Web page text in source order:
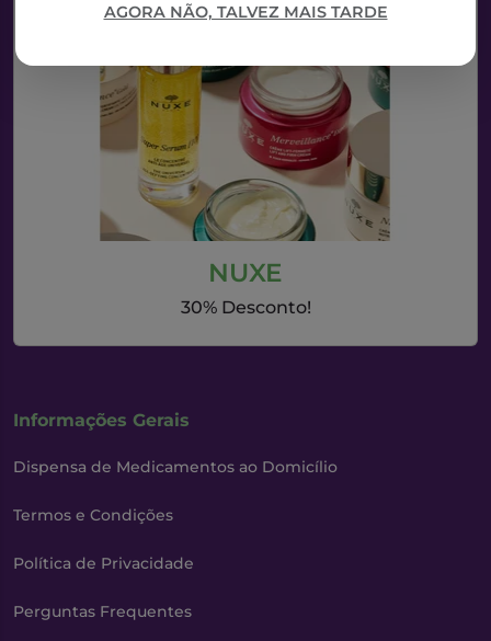
AGORA NÃO, TALVEZ MAIS TARDE
NUXE
30% Desconto!
Informações Gerais
Dispensa de Medicamentos ao Domicílio
Termos e Condições
Política de Privacidade
Perguntas Frequentes